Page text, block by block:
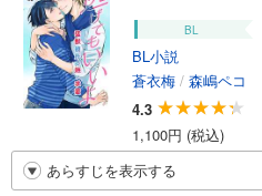
BL
BL小説
蒼衣梅 / 森嶋ペコ
4.3
1,100円 (税込)
あらすじを表示する